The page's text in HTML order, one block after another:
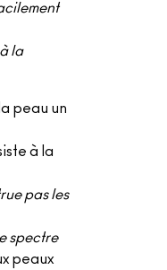
la
peau un
à la
pas les
spectre
peaux